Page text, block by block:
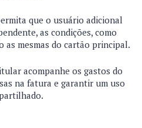
que o usuário adicional
as condições, como
as mesmas do cartão principal.
acompanhe os gastos do
na fatura e garantir um uso